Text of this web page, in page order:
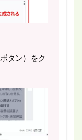
タン）をク